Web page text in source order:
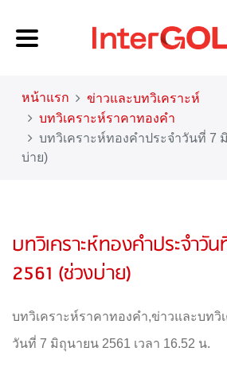
หน้าแรก
ข่าวและบทวิเคราะห์
บทวิเคราะห์ราคาทองคำ
บทวิเคราะห์ทองคำประจำวันที่ 7
บ่าย)
บทวิเคราะห์ทองคำประจำ
2561 (ช่วงบ่าย)
บทวิเคราะห์ราคาทองคำ,ข่าวและบทวิ
วันที่ 7 มิถุนายน 2561 เวลา 16.52 น.